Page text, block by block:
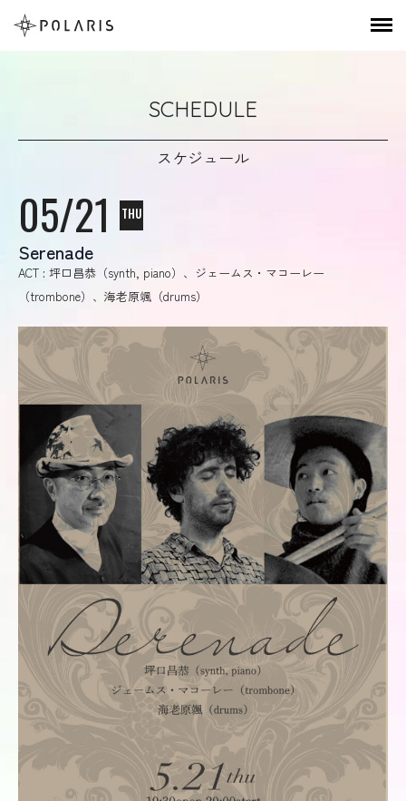
SCHEDULE
スケジュール
05/21 THU
Serenade
ACT : 坪口昌恭（synth, piano）、ジェームス・マコーレー
（trombone）、海老原颯（drums）